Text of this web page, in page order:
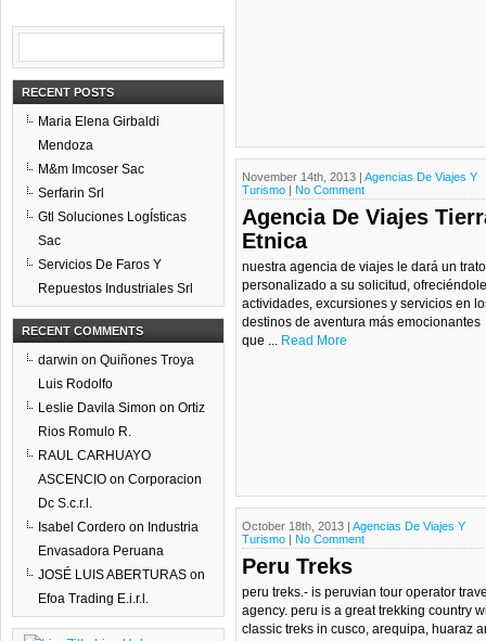
November 14th, 2013 | Agencias De Viajes Y
Turismo| No Comment
Agencia De Viajes
Etnica
nuestra agencia de viajes le dará un trato
personalizado a su solicitud, ofreciéndole
actividades, excursiones y servicios en
destinos de aventura más emocionantes
que ... Read More
October 18th, 2013 | Agencias De Viajes Y
Turismo| No Comment
Peru Treks
peru treks.- is peruvian tour operator
agency. peru is a great trekking country
classic treks in cusco, arequipa, huaraz
RECENT POSTS
Maria Elena Girbaldi
Mendoza
M&m Imcoser Sac
Serfarin Srl
Gtl Soluciones LogÍsticas
Sac
Servicios De Faros Y
Repuestos Industriales Srl
RECENT COMMENTS
darwin on Quiñones Troya
Luis Rodolfo
Leslie Davila Simon on Ortiz
Rios Romulo R.
RAUL CARHUAYO
ASCENCIO on Corporacion
Dc S.c.r.l.
Isabel Cordero on Industria
Envasadora Peruana
JOSÉ LUIS ABERTURAS on
Efoa Trading E.i.r.l.